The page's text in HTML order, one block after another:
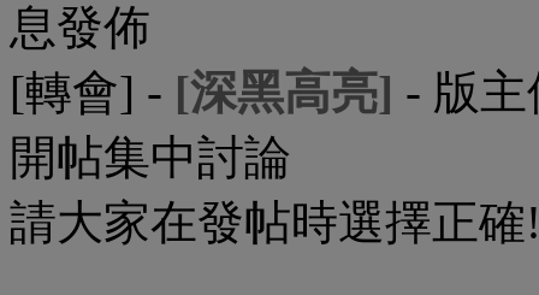
息發佈
[轉會] - [深黑高亮] - 版
開帖集中討論
請大家在發帖時選擇正確